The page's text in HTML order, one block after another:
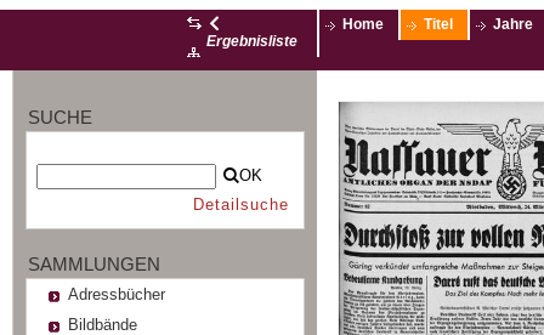
Ergebnisliste
Home Titel Jahre
SUCHE
OK
Detailsuche
SAMMLUNGEN
Adressbücher
Bildbände